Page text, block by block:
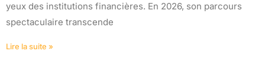
yeux des institutions financières. En 2026, son parcours
spectaculaire transcende
Lire la suite »